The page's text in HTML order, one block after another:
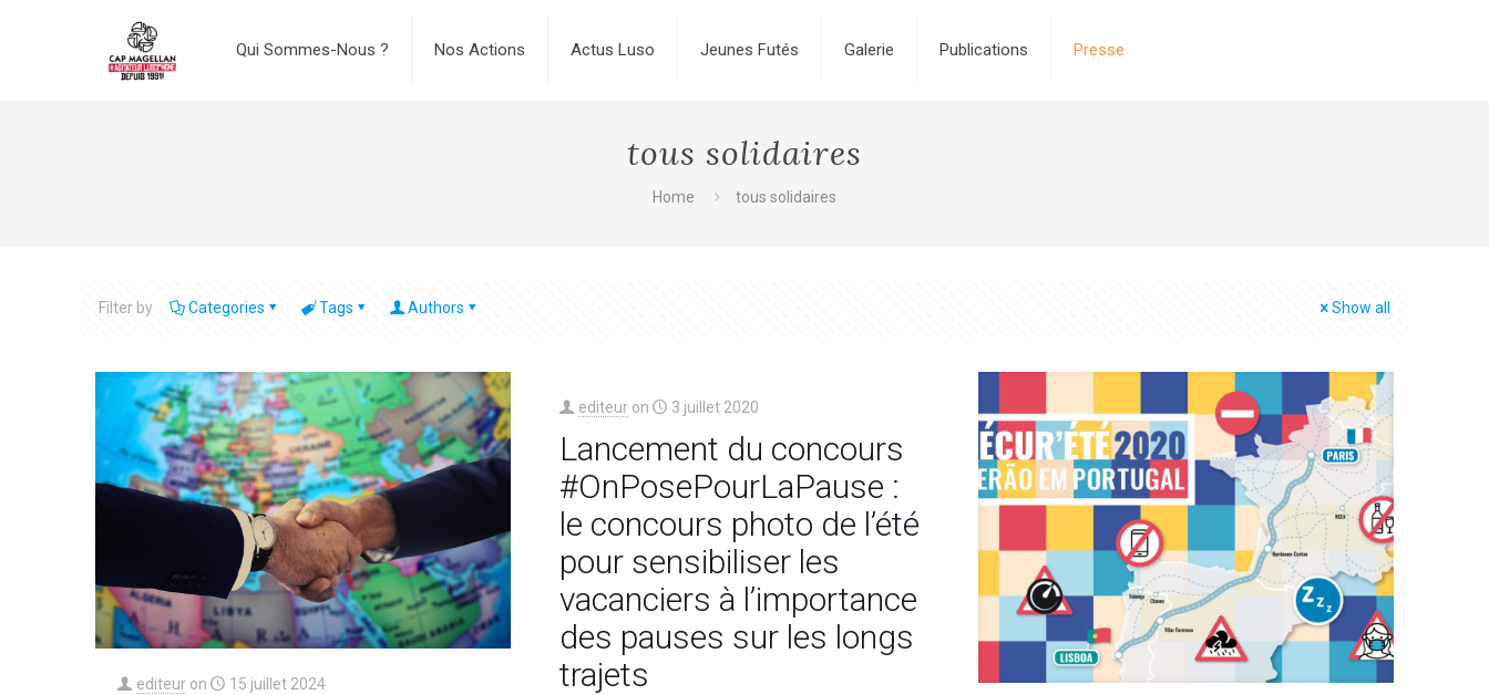
Qui Sommes-Nous ? Nos Actions Actus Luso Jeunes Futés Galerie Publications Presse
tous solidaires
Home tous solidaires
Filter by Categories Tags Authors Show all
editeur on 15 juillet 2024
editeur on 3 juillet 2020
Lancement du concours
#OnPosePourLaPause :
le concours photo de l’été
pour sensibiliser les
vacanciers à l’importance
des pauses sur les longs
trajets